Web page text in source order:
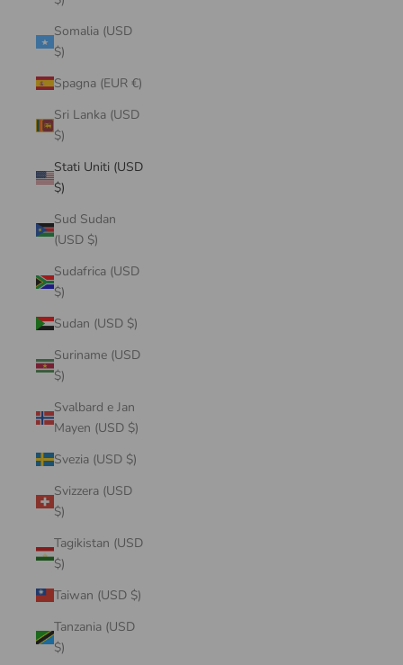
Somalia (USD
$)
Spagna (EUR €)
Sri Lanka (USD
$)
Stati Uniti (USD
$)
Sud Sudan
(USD $)
Sudafrica (USD
$)
Sudan (USD $)
Suriname (USD
$)
Svalbard e Jan
Mayen (USD $)
Svezia (USD $)
Svizzera (USD
$)
Tagikistan (USD
$)
Taiwan (USD $)
Tanzania (USD
$)